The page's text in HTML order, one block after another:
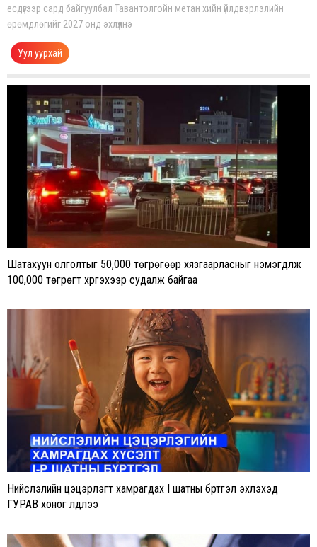
есдүгээр сард байгуулбал Тавантолгойн метан хийн үйлдвэрлэлийн
өрөмдлөгийг 2027 онд эхлүүлнэ
Уул уурхай
Шатахуун олголтыг 50,000 төгрөгөөр хязгаарласныг нэмэгдүүлж
100,000 төгрөгт хүргэхээр судалж байгаа
Нийслэлийн цэцэрлэгт хамрагдах I шатны бүртгэл эхлэхэд
ГУРАВ хоног үлдлээ